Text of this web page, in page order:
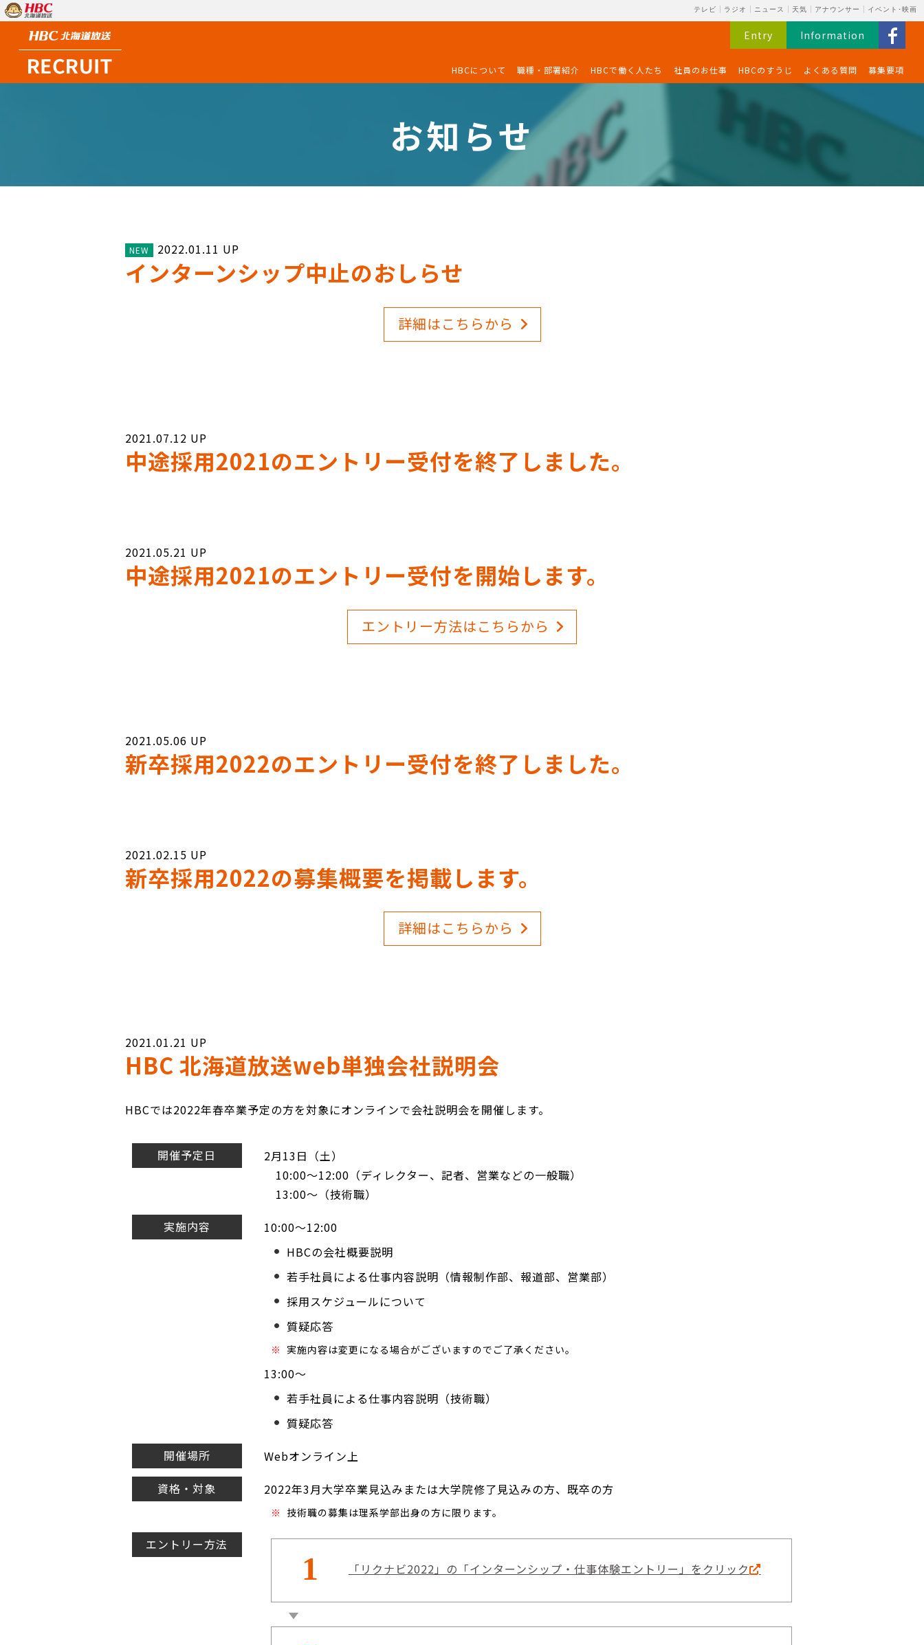
テレビ ラジオ ニュース 天気 アナウンサー イベント･映画
Entry Information
HBCについて 職種・部署紹介 HBCで働く人たち 社員のお仕事 HBCのすうじ よくある質問 募集要項
お知らせ
2022.01.11
インターンシップ中止のおしらせ
詳細はこちらから
2021.07.12
中途採用2021のエントリー受付を終了しました。
2021.05.21
中途採用2021のエントリー受付を開始します。
エントリー方法はこちらから
2021.05.06
新卒採用2022のエントリー受付を終了しました。
2021.02.15
新卒採用2022の募集概要を掲載します。
詳細はこちらから
2021.01.21
HBC 北海道放送web単独会社説明会
HBCでは2022年春卒業予定の方を対象にオンラインで会社説明会を開催します。
開催予定日
2月13日（土）
10:00～12:00（ディレクター、記者、営業などの一般職）
13:00～（技術職）
実施内容
10:00～12:00
HBCの会社概要説明
若手社員による仕事内容説明（情報制作部、報道部、営業部）
採用スケジュールについて
質疑応答
※ 実施内容は変更になる場合がございますのでご了承ください。
13:00～
若手社員による仕事内容説明（技術職）
質疑応答
開催場所
Webオンライン上
資格・対象
2022年3月大学卒業見込みまたは大学院修了見込みの方、既卒の方
※ 技術職の募集は理系学部出身の方に限ります。
エントリー方法
1 「リクナビ2022」の「インターンシップ・仕事体験エントリー」をクリック